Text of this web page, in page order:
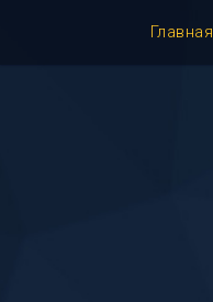
Главная